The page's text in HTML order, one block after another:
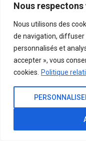
Nous
Nous utilisons des
de navigation, diffuser
personnalisés et
accepter », vous
cookies.
Politique